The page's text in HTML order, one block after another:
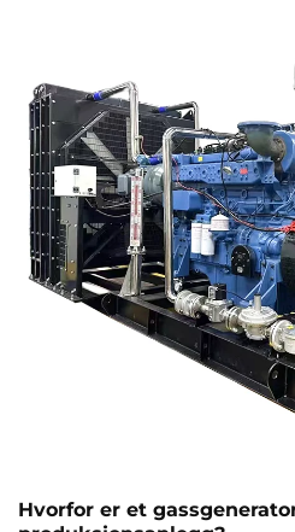
Hvorfor er et